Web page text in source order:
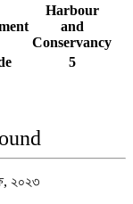
Harbour
and
Conservancy
5
২০২৩